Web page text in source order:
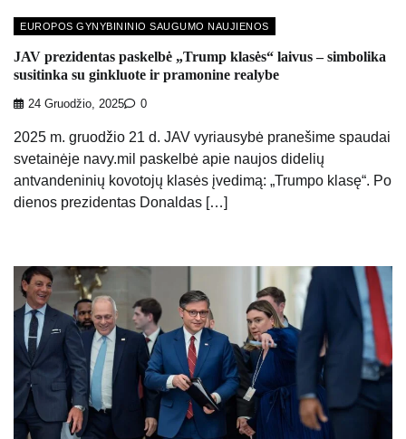
EUROPOS GYNYBININIO SAUGUMO NAUJIENOS
JAV prezidentas paskelbė „Trump klasės“ laivus – simbolika
susitinka su ginkluote ir pramonine realybe
24 Gruodžio, 2025 0
2025 m. gruodžio 21 d. JAV vyriausybė pranešime spaudai
svetainėje navy.mil paskelbė apie naujos didelių
antvandeninių kovotojų klasės įvedimą: „Trumpo klasę“. Po
dienos prezidentas Donaldas […]